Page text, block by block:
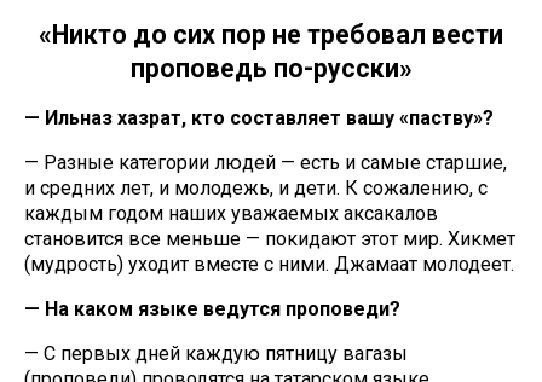
«Никто до сих пор не требовал вести
проповедь по-русски»
— Ильназ хазрат, кто составляет вашу «паству»?
— Разные категории людей — есть и самые старшие,
и средних лет, и молодежь, и дети. К сожалению, с
каждым годом наших уважаемых аксакалов
становится все меньше — покидают этот мир. Хикмет
(мудрость) уходит вместе с ними. Джамаат молодеет.
— На каком языке ведутся проповеди?
— С первых дней каждую пятницу вагазы